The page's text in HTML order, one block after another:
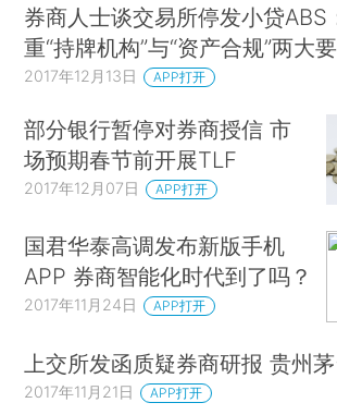
券商人士谈交易所停发小贷ABS
重“持牌机构”与“资产合规”两大
2017年12月13日 APP打开
部分银行暂停对券商授信 市
场预期春节前开展TLF
2017年12月07日 APP打开
国君华泰高调发布新版手机
APP 券商智能化时代到了吗？
2017年11月24日 APP打开
上交所发函质疑券商研报 贵州
2017年11月21日 APP打开